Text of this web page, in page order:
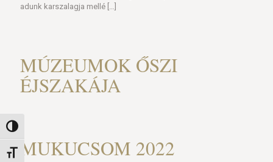
Nagy kontraszt váltása
Betűméret váltása
adunk karszalagja mellé […]
MÚZEUMOK ŐSZI
ÉJSZAKÁJA
MUKUCSOM 2022